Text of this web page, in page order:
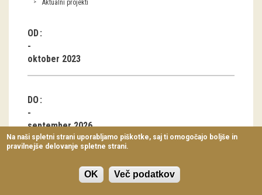
dogodki
Koledar dogodkov
Prireditve
Predavanja
Delavnice
Vodeni ogledi
Aktualni projekti
OD
oktober 2023
DO
september 2026
Na naši spletni strani uporabljamo piškotke, saj ti omogočajo boljše in
pravilnejše delovanje spletne strani.
OK Več podatkov